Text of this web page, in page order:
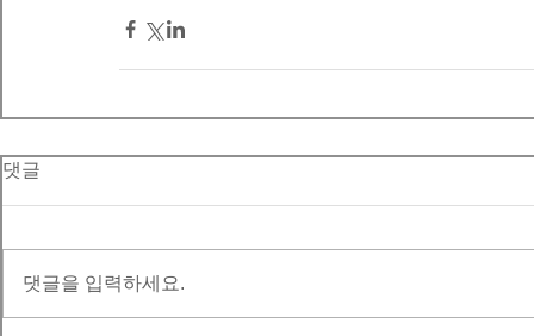
댓글
댓글을 입력하세요.